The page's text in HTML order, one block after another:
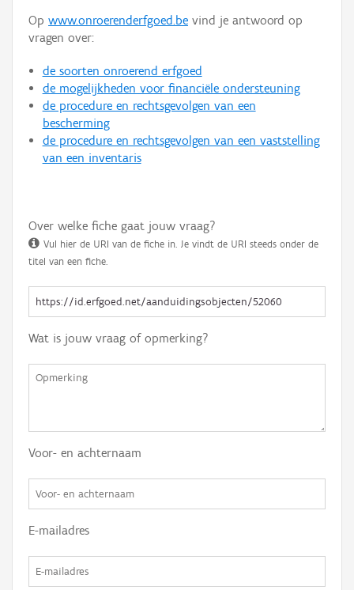
Op www.onroerenderfgoed.be vind je antwoord op
vragen over:
de soorten onroerend erfgoed
de mogelijkheden voor financiële ondersteuning
de procedure en rechtsgevolgen van een
bescherming
de procedure en rechtsgevolgen van een vaststelling
van een inventaris
Over welke fiche gaat jouw vraag?
Vul hier de URI van de fiche in. Je vindt de URI steeds onder de
titel van een fiche.
Wat is jouw vraag of opmerking?
Voor- en achternaam
E-mailadres